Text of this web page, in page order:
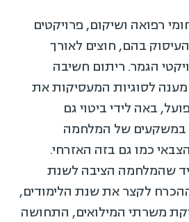
רפואה ושיקום, פרויקטים
בהם, חוצים לאורך
הגמר. ריתום חשיבה
לסוגיות המעסיקות את
באה לידי ביטוי גם
במשקעים של המלחמה
כמו גם בזה האזרחי.
שהמלחמה הציבה לשנת
לקצר את שנת הלימודים,
משרתי המילואים, התחושה